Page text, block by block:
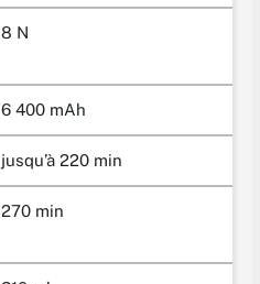
8 N
6 400 mAh
jusqu’à 220 min
270 min